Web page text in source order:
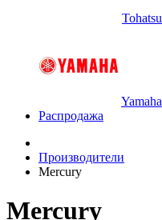
Tohatsu
Yamaha
Распродажа
Производители
Mercury
Mercury